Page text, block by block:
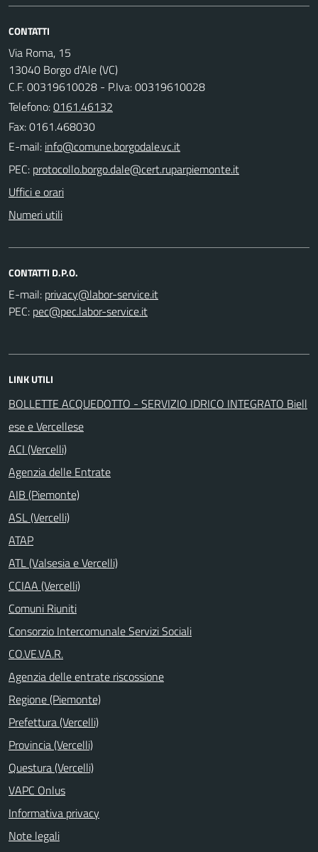
CONTATTI
Via Roma, 15
13040 Borgo d'Ale (VC)
C.F. 00319610028 - P.Iva: 00319610028
Telefono:0161.46132
Fax: 0161.468030
E-mail:
PEC:
Uffici e orari
Numeri utili
CONTATTI D.P.O.
E-mail:
PEC:
LINK UTILI
BOLLETTE ACQUEDOTTO - SERVIZIO IDRICO INTEGRATO Biell
ese e Vercellese
ACI (Vercelli)
Agenzia delle Entrate
AIB (Piemonte)
ASL (Vercelli)
ATAP
ATL (Valsesia e Vercelli)
CCIAA (Vercelli)
Comuni Riuniti
Consorzio Intercomunale Servizi Sociali
CO.VE.VA.R.
Agenzia delle entrate riscossione
Regione (Piemonte)
Prefettura (Vercelli)
Provincia (Vercelli)
Questura (Vercelli)
VAPC Onlus
Informativa privacy
Note legali